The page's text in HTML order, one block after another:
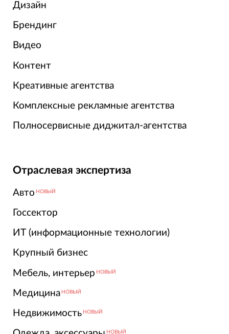
Дизайн
Брендинг
Видео
Контент
Креативные агентства
Комплексные рекламные агентства
Полносервисные диджитал-агентства
Отраслевая экспертиза
Авто НОВЫЙ
Госсектор
ИТ (информационные технологии)
Крупный бизнес
Мебель, интерьер НОВЫЙ
Медицина НОВЫЙ
Недвижимость НОВЫЙ
НОВЫЙ